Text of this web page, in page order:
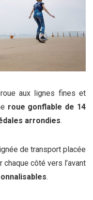
aux lignes fines et
roue gonflable de 14
arrondies.
de transport placée
côté vers l’avant
.